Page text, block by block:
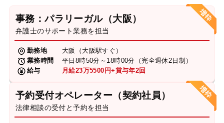
事務：パラリーガル（大阪）
弁護士のサポート業務を担当
勤務地
大阪（大阪駅すぐ）
業務時間
平日8時50分～18時00分（完全週休2日制）
給与
月給23万5500円+賞与年2回
予約受付オペレーター（契約社員）
法律相談の受付と予約を担当